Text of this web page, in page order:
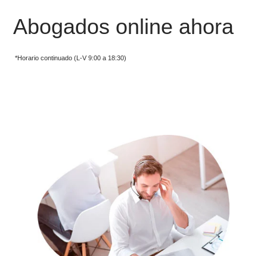
Abogados online ahora
*Horario continuado (L-V 9:00 a 18:30)